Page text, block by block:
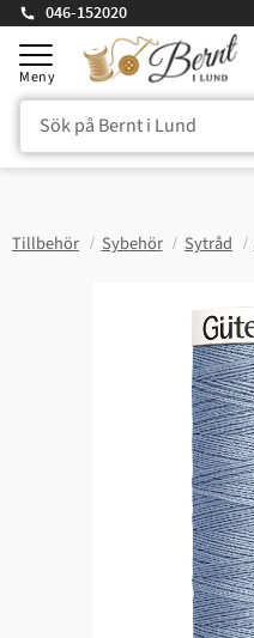
Meny
046-152020
Tillbehör Sybehör Sytråd